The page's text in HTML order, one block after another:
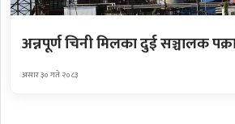
अन्नपूर्ण चिनी मिलका दुई सञ्चालक
असार ३० गते २०८३